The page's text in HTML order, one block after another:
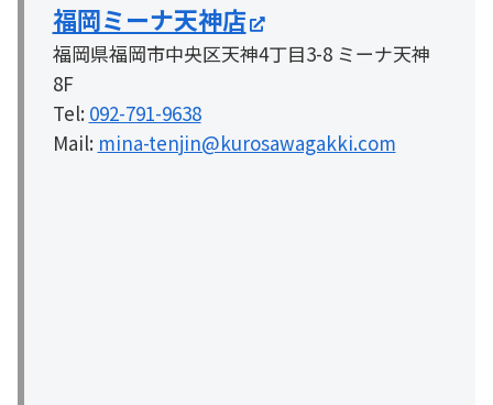
福岡ミーナ天神店
福岡県福岡市中央区天神4丁目3-8 ミーナ天神
8F
Tel: 092-791-9638
Mail: mina-tenjin@kurosawagakki.com